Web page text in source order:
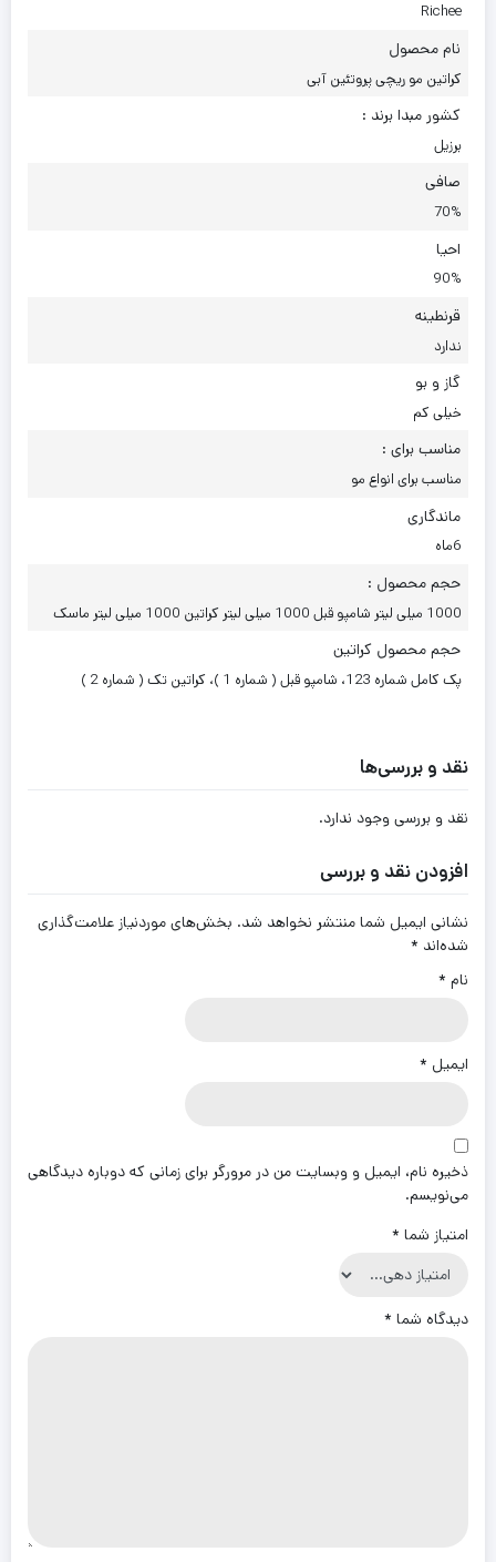
Richee
نام محصول
کراتین مو ریچی پروتئین آبی
کشور مبدا برند :
برزیل
صافی
70%
احیا
90%
قرنطینه
ندارد
گاز و بو
خیلی کم
مناسب برای :
مناسب برای انواع مو
ماندگاری
6ماه
حجم محصول :
1000 میلی لیتر شامپو قبل 1000 میلی لیتر کراتین 1000 میلی لیتر ماسک
حجم محصول کراتین
پک کامل شماره 123، شامپو قبل ( شماره 1 )، کراتین تک ( شماره 2 )
نقد و بررسی‌ها
نقد و بررسی وجود ندارد.
افزودن نقد و بررسی
نشانی ایمیل شما منتشر نخواهد شد. بخش‌های موردنیاز علامت‌گذاری
شده‌اند *
نام *
ایمیل *
ذخیره نام، ایمیل و وبسایت من در مرورگر برای زمانی که دوباره دیدگاهی
می‌نویسم.
امتیاز شما *
دیدگاه شما *